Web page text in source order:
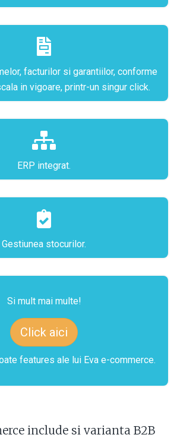
facturilor si garantiilor, conforme
in vigoare, printr-un singur click.
ERP integrat.
Gestiunea stocurilor.
Si mult mai multe!
Click aici
features ale lui Eva e-commerce.
include si varianta B2B